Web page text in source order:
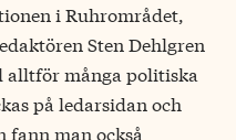
i Ruhrområdet,
Sten Dehlgren
många politiska
på ledarsidan och
man också